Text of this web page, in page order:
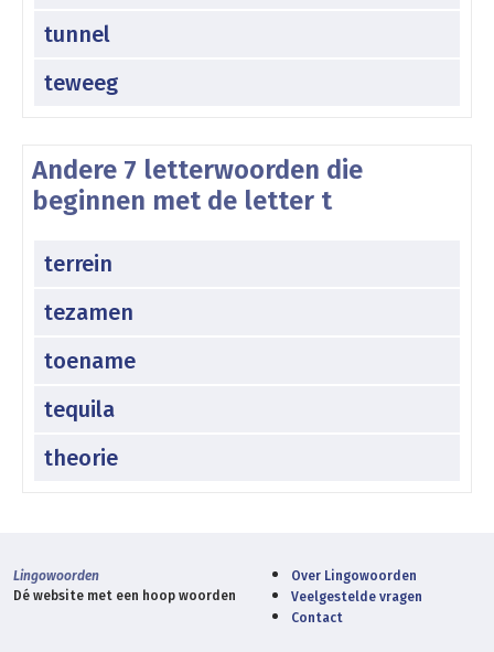
tunnel
teweeg
Andere 7 letterwoorden die
beginnen met de letter t
terrein
tezamen
toename
tequila
theorie
Lingowoorden
Dé website met een hoop woorden
Over Lingowoorden
Veelgestelde vragen
Contact